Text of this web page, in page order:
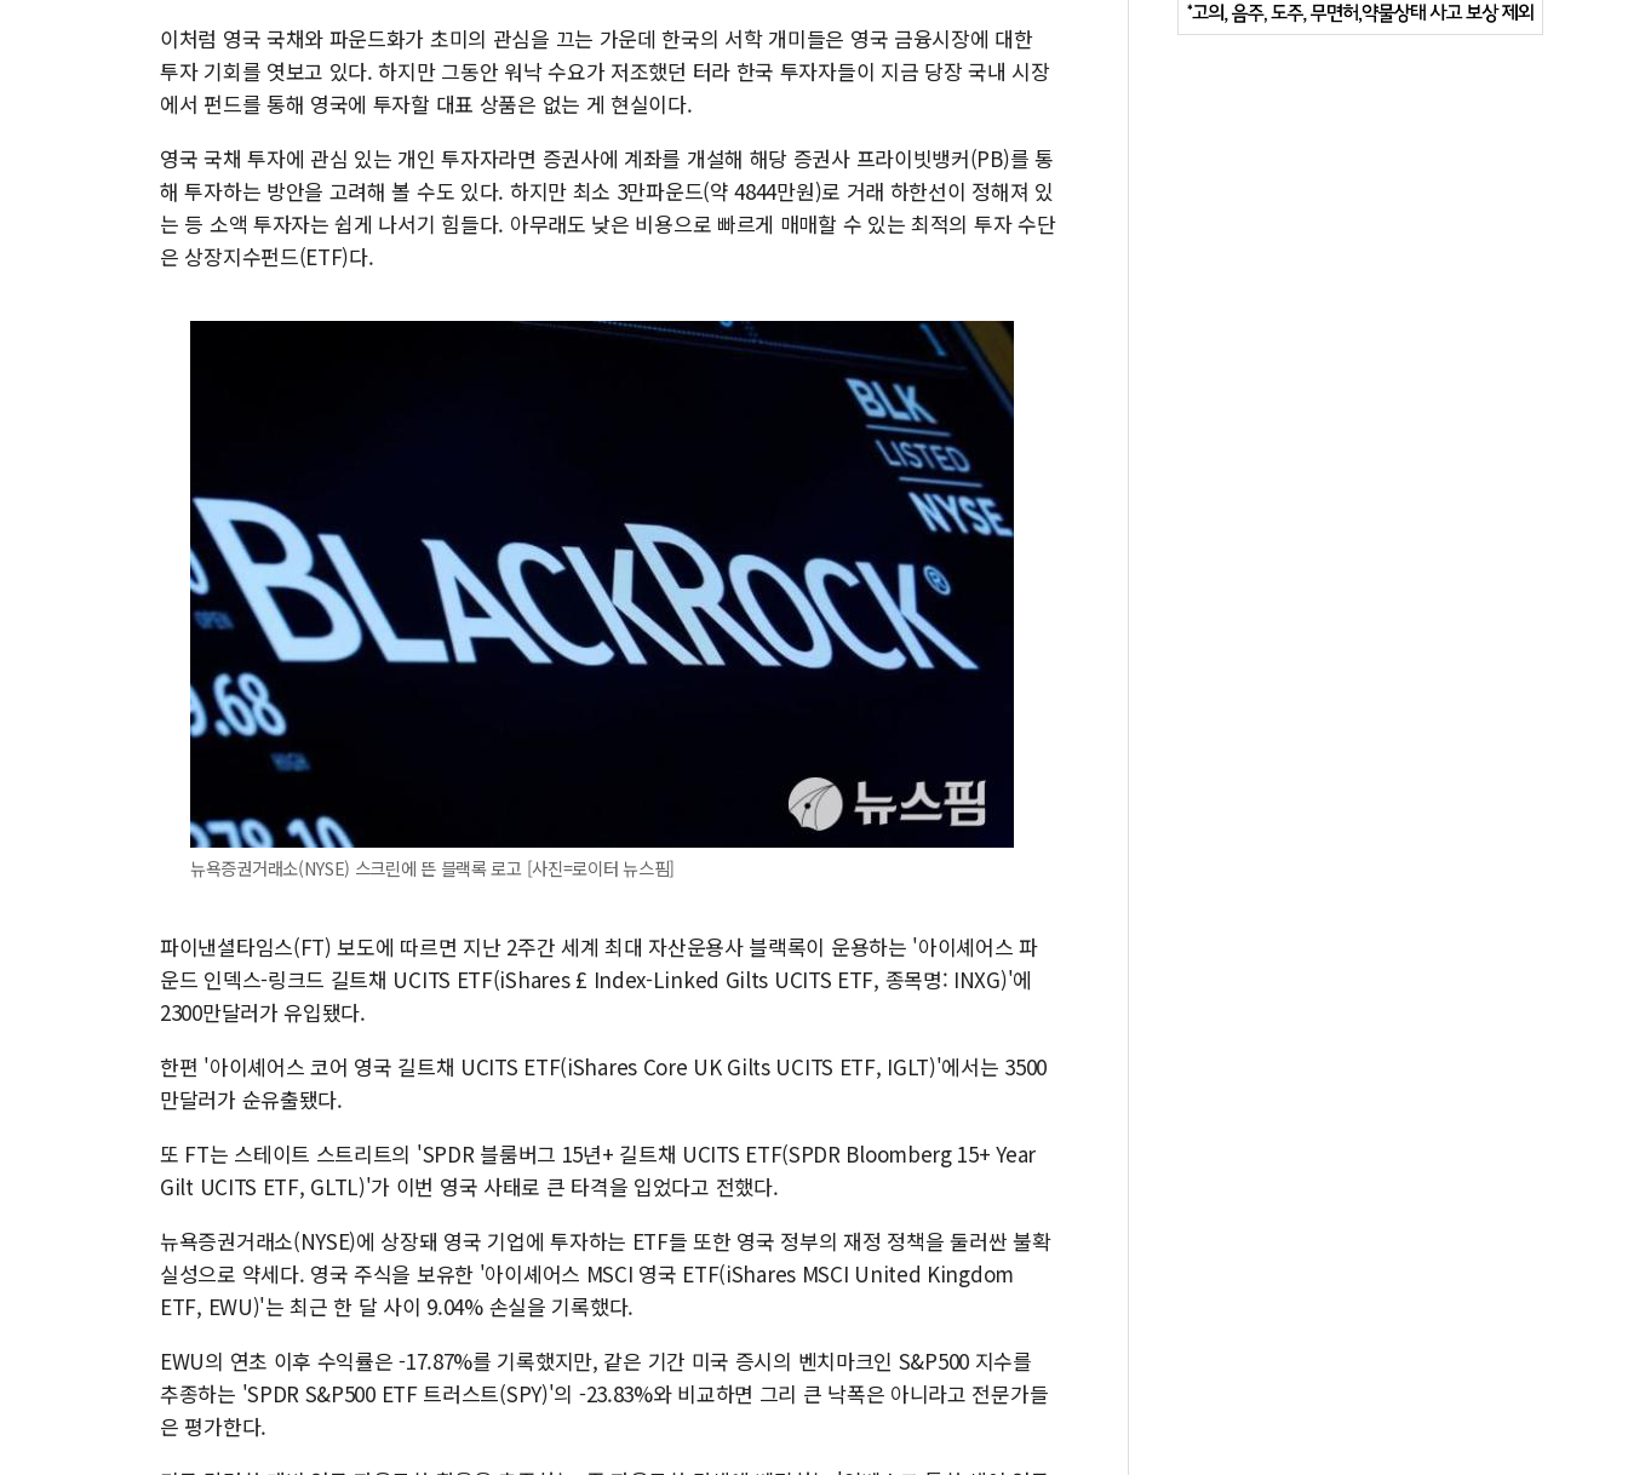
이처럼 영국 국채와 파운드화가 초미의 관심을 끄는 가운데 한국의 서학 개미들은 영국 금융시장에 대한
투자 기회를 엿보고 있다. 하지만 그동안 워낙 수요가 저조했던 터라 한국 투자자들이 지금 당장 국내 시장
에서 펀드를 통해 영국에 투자할 대표 상품은 없는 게 현실이다.
영국 국채 투자에 관심 있는 개인 투자자라면 증권사에 계좌를 개설해 해당 증권사 프라이빗뱅커(PB)를 통
해 투자하는 방안을 고려해 볼 수도 있다. 하지만 최소 3만파운드(약 4844만원)로 거래 하한선이 정해져 있
는 등 소액 투자자는 쉽게 나서기 힘들다. 아무래도 낮은 비용으로 빠르게 매매할 수 있는 최적의 투자 수단
은 상장지수펀드(ETF)다.
뉴욕증권거래소(NYSE) 스크린에 뜬 블랙록 로고 [사진=로이터 뉴스핌]
파이낸셜타임스(FT) 보도에 따르면 지난 2주간 세계 최대 자산운용사 블랙록이 운용하는 '아이셰어스 파
운드 인덱스-링크드 길트채 UCITS ETF(iShares £ Index-Linked Gilts UCITS ETF, 종목명: INXG)'에
2300만달러가 유입됐다.
한편 '아이셰어스 코어 영국 길트채 UCITS ETF(iShares Core UK Gilts UCITS ETF, IGLT)'에서는 3500
만달러가 순유출됐다.
또 FT는 스테이트 스트리트의 'SPDR 블룸버그 15년+ 길트채 UCITS ETF(SPDR Bloomberg 15+ Year
Gilt UCITS ETF, GLTL)'가 이번 영국 사태로 큰 타격을 입었다고 전했다.
뉴욕증권거래소(NYSE)에 상장돼 영국 기업에 투자하는 ETF들 또한 영국 정부의 재정 정책을 둘러싼 불확
실성으로 약세다. 영국 주식을 보유한 '아이셰어스 MSCI 영국 ETF(iShares MSCI United Kingdom
ETF, EWU)'는 최근 한 달 사이 9.04% 손실을 기록했다.
EWU의 연초 이후 수익률은 -17.87%를 기록했지만, 같은 기간 미국 증시의 벤치마크인 S&P500 지수를
추종하는 'SPDR S&P500 ETF 트러스트(SPY)'의 -23.83%와 비교하면 그리 큰 낙폭은 아니라고 전문가들
은 평가한다.